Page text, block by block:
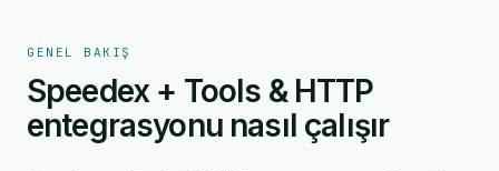
GENEL BAKIŞ
Speedex + Tools & HTTP
entegrasyonu nasıl çalışır